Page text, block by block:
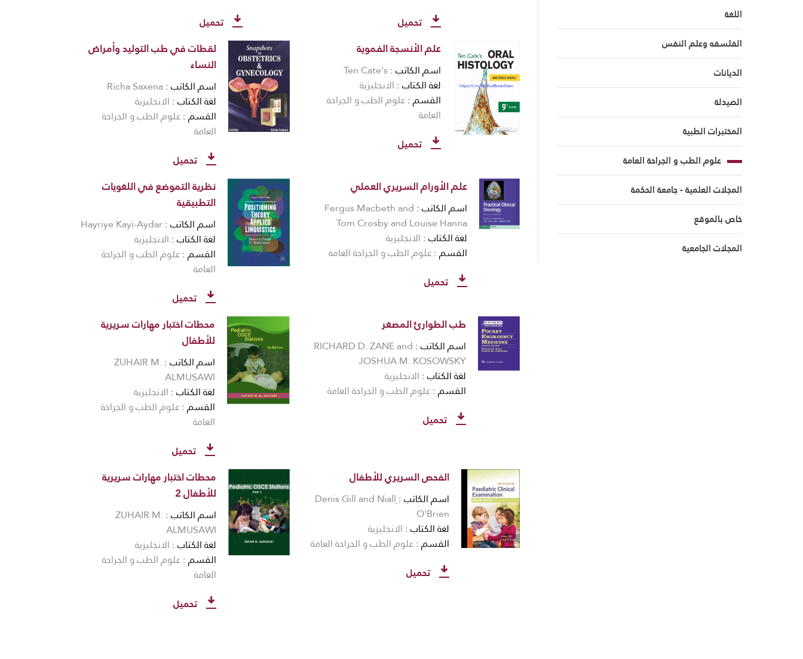
اللغة
الفلسفه وعلم النفس
الديانات
الصيدلة
المختبرات الطبية
علوم الطب و الجراحة العامة
المجلات العلمية - جامعة الحكمة
خاص بالموقع
المجلات الجامعية
تحميل تحميل
علم الأنسجة الفموية
اسم الكاتب Ten Cate's
لغة الكتاب الانجليزية
القسم علوم الطب و الجراحة
العامة
تحميل
لقطات في طب التوليد وأمراض
النساء
اسم الكاتب Richa Saxena
لغة الكتاب الانجليزية
القسم علوم الطب و الجراحة
العامة
تحميل
علم الأورام السريري العملي
اسم الكاتب Fergus Macbeth and
Tom Crosby and Louise Hanna
لغة الكتاب الانجليزية
القسم علوم الطب و الجراحة العامة
تحميل
نظرية التموضع في اللغويات
التطبيقية
اسم الكاتب Hayriye Kayi-Aydar
لغة الكتاب الانجليزية
القسم علوم الطب و الجراحة
العامة
تحميل
طب الطوارئ المصغر
اسم الكاتب RICHARD D. ZANE and
JOSHUA M. KOSOWSKY
لغة الكتاب الانجليزية
القسم علوم الطب و الجراحة العامة
تحميل
محطات اختبار مهارات سريرية
للأطفال
اسم الكاتب ZUHAIR M.
ALMUSAWI
لغة الكتاب الانجليزية
القسم علوم الطب و الجراحة
العامة
تحميل
الفحص السريري للأطفال
اسم الكاتب ِDenis Gill and Niall
O'Brien
لغة الكتاب الانجليزية
القسم علوم الطب و الجراحة العامة
تحميل
محطات اختبار مهارات سريرية
للأطفال 2
اسم الكاتب ZUHAIR M.
ALMUSAWI
لغة الكتاب الانجليزية
القسم علوم الطب و الجراحة
العامة
تحميل